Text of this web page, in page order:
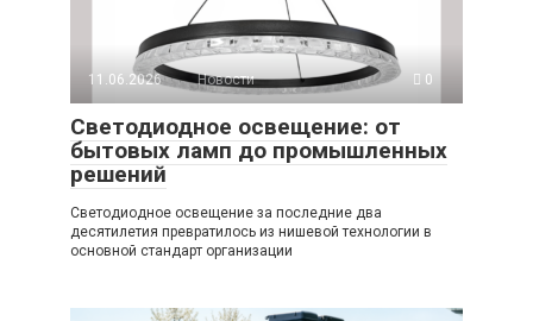
11.06.2026 Новости 0
Светодиодное освещение: от
бытовых ламп до промышленных
решений
Светодиодное освещение за последние два
десятилетия превратилось из нишевой технологии в
основной стандарт организации